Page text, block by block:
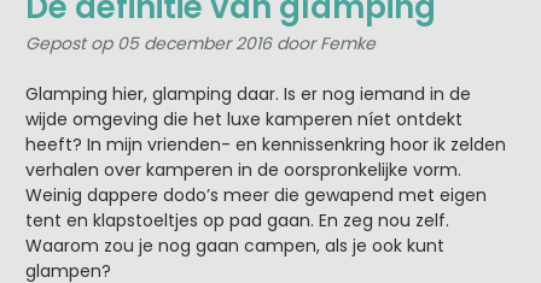
Gepost op 05 december 2016 door Femke
Glamping hier, glamping daar. Is er nog iemand in de
wijde omgeving die het luxe kamperen níet ontdekt
heeft? In mijn vrienden- en kennissenkring hoor ik zelden
verhalen over kamperen in de oorspronkelijke vorm.
Weinig dappere dodo’s meer die gewapend met eigen
tent en klapstoeltjes op pad gaan. En zeg nou zelf.
Waarom zou je nog gaan campen, als je ook kunt
glampen?